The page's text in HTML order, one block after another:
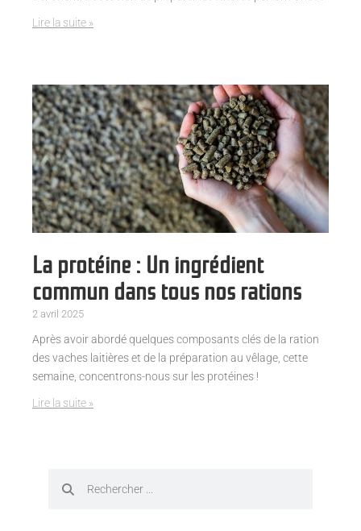
Lire la suite »
La protéine : Un ingrédient
commun dans tous nos rations
2 avril 2025
Après avoir abordé quelques composants clés de la ration
des vaches laitières et de la préparation au vêlage, cette
semaine, concentrons-nous sur les protéines !
Lire la suite »